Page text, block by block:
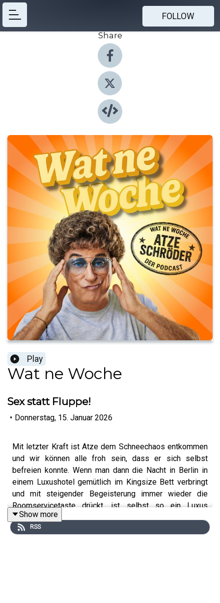
FOLLOW
Share
Play
Wat ne Woche
Sex statt Fluppe!
• Donnerstag, 15. Januar 2026
Mit letzter Kraft ist Atze dem Schneechaos entkommen
und wir können alle froh sein, dass er sich selbst
befreien konnte. Wenn man dann die Nacht in Berlin in
einem Luxushotel gemütlich im Kingsize Bett verbringt
und mit steigender Begeisterung immer wieder die
Roomservicetaste drückt, ist selbst so ein Luxus
Komiker versöhnt. Die Gedanken an den Dry January
lassen ihn aber nicht los und so beschließt er, endlich mit
Show more
RSS